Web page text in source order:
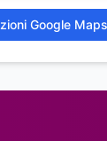
Google Maps